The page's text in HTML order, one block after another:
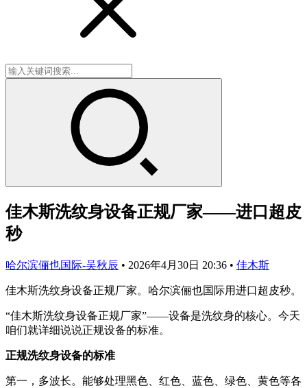
佳木斯洗纹身设备正规厂家——进口超皮
秒
哈尔滨俪也国际-吴秋辰 • 2026年4月30日 20:36 • 佳木斯
佳木斯洗纹身设备正规厂家。哈尔滨俪也国际用进口超皮秒。
“佳木斯洗纹身设备正规厂家”——设备是洗纹身的核心。今天
咱们就详细说说正规设备的标准。
正规洗纹身设备的标准
第一，多波长。能够处理黑色、红色、蓝色、绿色、黄色等各